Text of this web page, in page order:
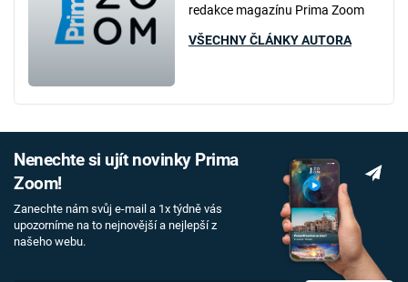
redakce magazínu Prima Zoom
VŠECHNY ČLÁNKY AUTORA
Nenechte si ujít novinky Prima
Zoom!
Zanechte nám svůj e-mail a 1x týdně vás
upozorníme na to nejnovější a nejlepší z
našeho webu.